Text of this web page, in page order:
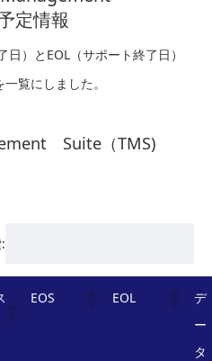
定情報
）とEOL（サポート終了日）
覧にしました。
Suite（TMS)
EOS EOL
デ
ー
タ